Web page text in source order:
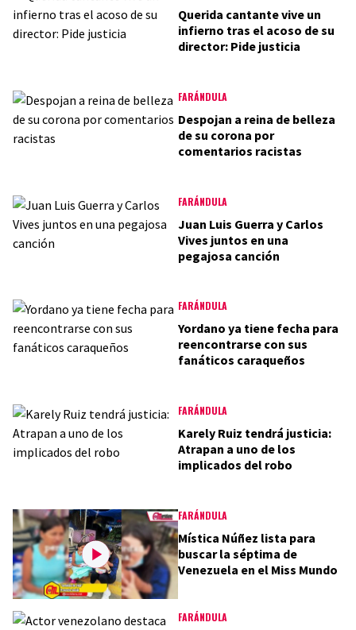
Querida cantante vive un
infierno tras el acoso de su
director: Pide justicia
FARÁNDULA
Despojan a reina de belleza
de su corona por
comentarios racistas
FARÁNDULA
Juan Luis Guerra y Carlos
Vives juntos en una
pegajosa canción
FARÁNDULA
Yordano ya tiene fecha para
reencontrarse con sus
fanáticos caraqueños
FARÁNDULA
Karely Ruiz tendrá justicia:
Atrapan a uno de los
implicados del robo
FARÁNDULA
Mística Núñez lista para
buscar la séptima de
Venezuela en el Miss Mundo
FARÁNDULA